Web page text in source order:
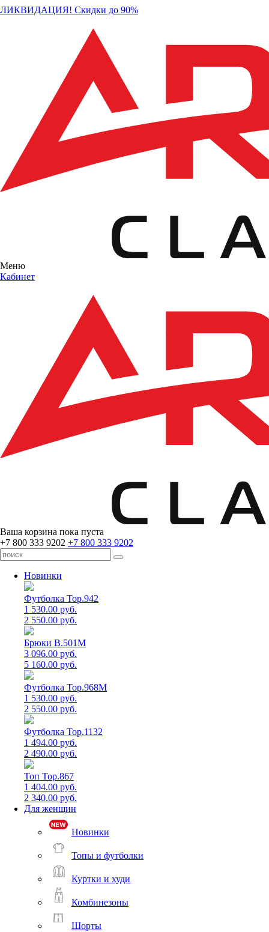
ЛИКВИДАЦИЯ! Скидки до 90%
Меню
Кабинет
Ваша корзина пока пуста
+7 800 333 9202 +7 800 333 9202
Новинки
Футболка Top.942
1 530.00 руб.
2 550.00 руб.
Брюки B.501M
3 096.00 руб.
5 160.00 руб.
Футболка Top.968M
1 530.00 руб.
2 550.00 руб.
Футболка Top.1132
1 494.00 руб.
2 490.00 руб.
Топ Top.867
1 404.00 руб.
2 340.00 руб.
Для женщин
Новинки
Топы и футболки
Куртки и худи
Комбинезоны
Шорты